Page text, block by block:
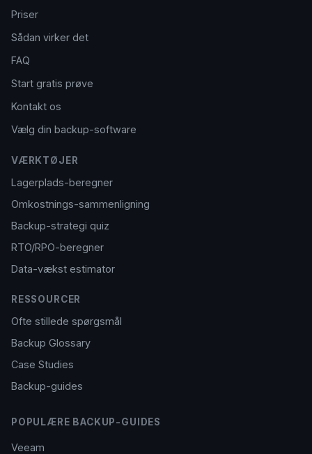
Priser
Sådan virker det
FAQ
Start gratis prøve
Kontakt os
Vælg din backup-software
VÆRKTØJER
Lagerplads-beregner
Omkostnings-sammenligning
Backup-strategi quiz
RTO/RPO-beregner
Data-vækst estimator
RESSOURCER
Ofte stillede spørgsmål
Backup Glossary
Case Studies
Backup-guides
POPULÆRE BACKUP-GUIDES
Veeam